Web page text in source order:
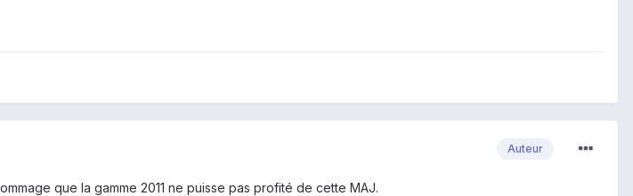
Auteur
que la gamme 2011 ne puisse pas profité de cette MAJ.